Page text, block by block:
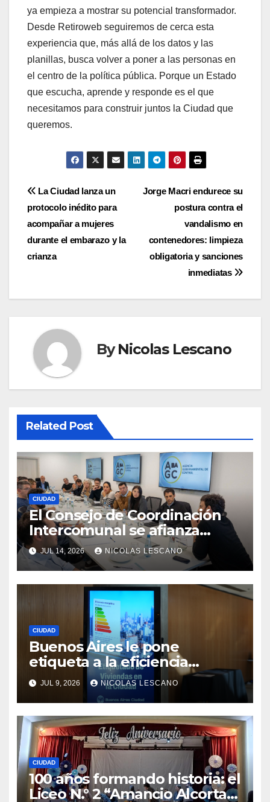
ya empieza a mostrar su potencial transformador.
Desde Retiroweb seguiremos de cerca esta
experiencia que, más allá de los datos y las
planillas, busca volver a poner a las personas en
el centro de la política pública. Porque un Estado
que escucha, aprende y responde es el que
necesitamos para construir juntos la Ciudad que
queremos.
Navegación
de
entradas
Jorge Macri endurece su
postura contra el
vandalismo en
contenedores: limpieza
obligatoria y sanciones
inmediatas
La Ciudad lanza un
protocolo inédito para
acompañar a mujeres
durante el embarazo y la
crianza
ByNicolas Lescano
Related Post
CIUDAD
El Consejo de Coordinación
Intercomunal se afianza
como la pieza clave entre la
Ciudad y las 15 comunas
JUL 14, 2026 NICOLAS LESCANO
CIUDAD
Buenos Aires le pone
etiqueta a la eficiencia
energética: así funciona el
nuevo sistema que va a
cambiar la forma de comprar
y alquilar viviendas
JUL 9, 2026 NICOLAS LESCANO
CIUDAD
100 años formando historia: el
Liceo N.° 2 “Amancio Alcorta”